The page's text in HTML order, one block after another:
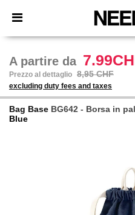
× App Needen
Prezzi migliori sull'app!
A partire da
Prezzo al dettaglio 8,95 CHF
excluding duty fees and taxes
Bag Base BG642 - Borsa in
Blue